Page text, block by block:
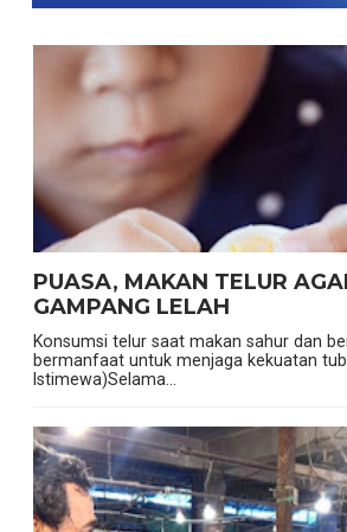
PUASA, MAKAN TELUR
GAMPANG LELAH
Konsumsi telur saat makan sahur dan
bermanfaat untuk menjaga kekuatan
Istimewa)Selama...